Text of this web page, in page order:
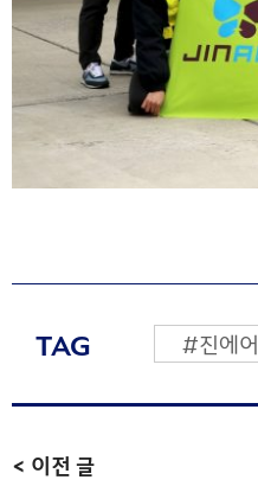
TAG #진에어
< 이전 글